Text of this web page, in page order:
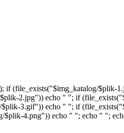
if (file_exists("$img_katalog/$plik-
2.jpg")) echo " "; if
3.gif")) echo " "; if
$plik-4.png")) echo " "; echo " ";